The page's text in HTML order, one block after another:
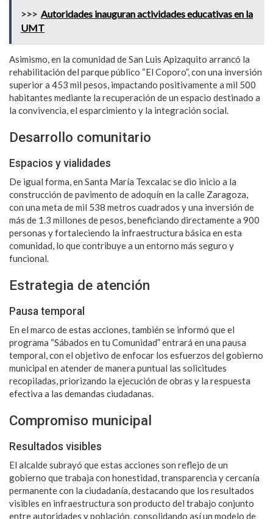
>>> Autoridades inauguran actividades educativas en la
UMT
Asimismo, en la comunidad de San Luis Apizaquito arrancó la
rehabilitación del parque público “El Coporo”, con una inversión
superior a 453 mil pesos, impactando positivamente a mil 500
habitantes mediante la recuperación de un espacio destinado a
la convivencia, el esparcimiento y la integración social.
Desarrollo comunitario
Espacios y vialidades
De igual forma, en Santa María Texcalac se dio inicio a la
construcción de pavimento de adoquín en la calle Zaragoza,
con una meta de mil 538 metros cuadrados y una inversión de
más de 1.3 millones de pesos, beneficiando directamente a 900
personas y fortaleciendo la infraestructura básica en esta
comunidad, lo que contribuye a un entorno más seguro y
funcional.
Estrategia de atención
Pausa temporal
En el marco de estas acciones, también se informó que el
programa “Sábados en tu Comunidad” entrará en una pausa
temporal, con el objetivo de enfocar los esfuerzos del gobierno
municipal en atender de manera puntual las solicitudes
recopiladas, priorizando la ejecución de obras y la respuesta
efectiva a las demandas ciudadanas.
Compromiso municipal
Resultados visibles
El alcalde subrayó que estas acciones son reflejo de un
gobierno que trabaja con honestidad, transparencia y cercanía
permanente con la ciudadanía, destacando que los resultados
visibles en infraestructura son producto del trabajo conjunto
entre autoridades y población, consolidando así un modelo de